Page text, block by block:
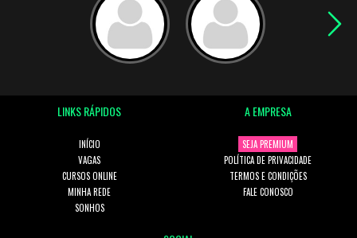
LINKS RÁPIDOS
INÍCIO
VAGAS
CURSOS ONLINE
MINHA REDE
SONHOS
A EMPRESA
SEJA PREMIUM
POLÍTICA DE PRIVACIDADE
TERMOS E CONDIÇÕES
FALE CONOSCO